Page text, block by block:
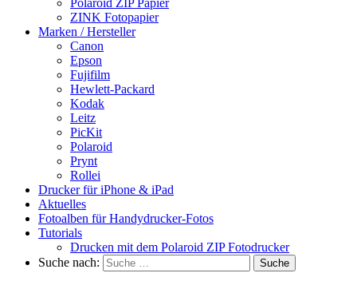
ZINK Fotopapier
Marken / Hersteller
Canon
Epson
Fujifilm
Hewlett-Packard
Kodak
Leitz
PicKit
Polaroid
Prynt
Rollei
Drucker für iPhone & iPad
Aktuelles
Fotoalben für Handydrucker-Fotos
Tutorials
Drucken mit dem Polaroid ZIP Fotodrucker
Suche nach: